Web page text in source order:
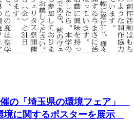
の「埼玉県の環境フェア」
境に関するポスターを展示